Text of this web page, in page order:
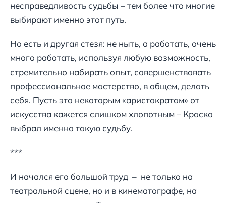
несправедливость судьбы – тем более что многие
выбирают именно этот путь.
Но есть и другая стезя: не ныть, а работать, очень
много работать, используя любую возможность,
стремительно набирать опыт, совершенствовать
профессиональное мастерство, в общем, делать
себя. Пусть это некоторым «аристократам» от
искусства кажется слишком хлопотным – Краско
выбрал именно такую судьбу.
***
И начался его большой труд – не только на
театральной сцене, но и в кинематографе, на